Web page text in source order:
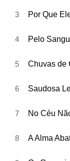
3 Por Que
4 Pelo
5 Chuvas de
6 Saudosa
7 No Céu
8 A Alma